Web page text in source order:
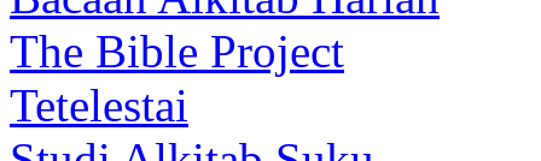
The Bible Project
Tetelestai